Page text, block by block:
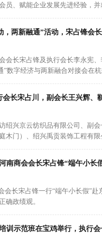
员、赋能企业发展先进经验，
，两新融通”活动，宋占锋会
会长宋占锋及执行会长李永宪
”数字经济与两新融合对接会在
长宋占川，副会长王兴辉、
绍兴京云纺织品有限公司、副
木门）、绍兴禹贡装饰工程有
南商会会长宋占锋“端午小长
会长宋占锋一行“端午小长假”
确政绩观。
训示范班在宝鸡举行，执行